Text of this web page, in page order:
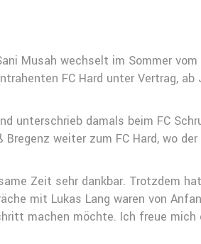
Musah wechselt im Sommer vom
FC Hard unter Vertrag,
unterschrieb damals beim FC
weiter zum FC Hard, wo
Zeit sehr dankbar. Trotzdem
mit Lukas Lang waren von
machen möchte. Ich freue